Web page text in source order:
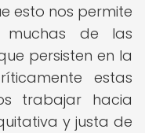
esto nos permite
de las
persisten en la
estas
trabajar hacia
y justa de